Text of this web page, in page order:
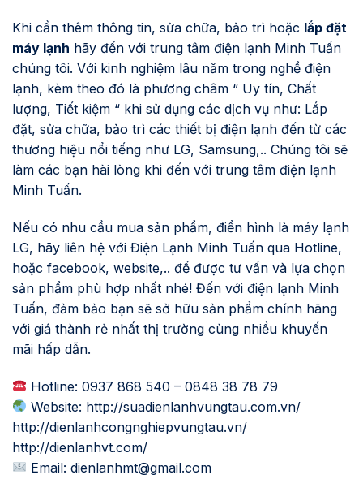
Khi cần thêm thông tin, sửa chữa, bảo trì hoặc lắp đặt
máy lạnh hãy đến với trung tâm điện lạnh Minh Tuấn
chúng tôi. Với kinh nghiệm lâu năm trong nghề điện
lạnh, kèm theo đó là phương châm “ Uy tín, Chất
lượng, Tiết kiệm “ khi sử dụng các dịch vụ như: Lắp
đặt, sửa chữa, bảo trì các thiết bị điện lạnh đến từ các
thương hiệu nổi tiếng như LG, Samsung,.. Chúng tôi sẽ
làm các bạn hài lòng khi đến với trung tâm điện lạnh
Minh Tuấn.
Nếu có nhu cầu mua sản phẩm, điển hình là máy lạnh
LG, hãy liên hệ với Điện Lạnh Minh Tuấn qua Hotline,
hoặc facebook, website,.. để được tư vấn và lựa chọn
sản phẩm phù hợp nhất nhé! Đến với điện lạnh Minh
Tuấn, đảm bảo bạn sẽ sở hữu sản phẩm chính hãng
với giá thành rẻ nhất thị trường cùng nhiều khuyến
mãi hấp dẫn.
Hotline: 0937 868 540 – 0848 38 78 79
Website: http://suadienlanhvungtau.com.vn/
http://dienlanhcongnghiepvungtau.vn/
http://dienlanhvt.com/
Email:dienlanhmt@gmail.com